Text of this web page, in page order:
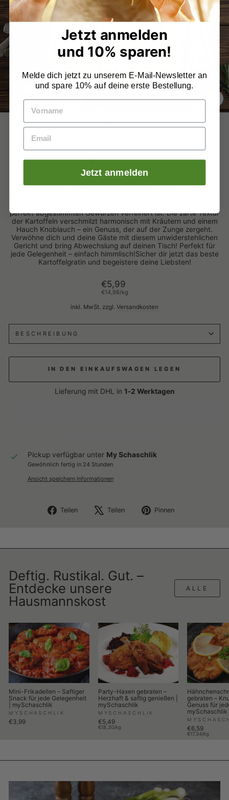
Kartoffelgratin – Cremig &
würzig | mySchaschlik
Gönn dir das ultimative Kartoffelgratin-Erlebnis! Frisch
perfekt abgestimmten Gewürzen verfeinert ist. Die zarte Textur
der Kartoffeln verschmilzt harmonisch mit Kräutern und einem
Hauch Knoblauch – ein Genuss, der auf der Zunge zergeht.
Verwöhne dich und deine Gäste mit diesem unwiderstehlichen
Gericht und bring Abwechslung auf deinen Tisch! Perfekt für
jede Gelegenheit – einfach himmlisch!Sicher dir jetzt das beste
Kartoffelgratin und begeistere deine Liebsten!
Normaler
Preis
€5,99
€14,98/kg
inkl. MwSt. zzgl. Versandkosten
BESCHREIBUNG
IN DEN EINKAUFSWAGEN LEGEN
Lieferung mit DHL in 1-2 Werktagen
Pickup verfügbar unter My Schaschlik
Gewöhnlich fertig in 24 Stunden
Ansicht speichern Informationen
Teilen
Auf
Facebook
Teilen
Auf
Pinnen
Deftig. Rustikal. Gut. –
Entdecke unsere
Hausmannskost
ALLE
Mini-Frikadellen – Saftiger
Snack für jede Gelegenheit
| mySchaschlik
MYSCHASCHLIK
€3,99
Party-Haxen gebraten –
Herzhaft & saftig genießen |
mySchaschlik
MYSCHASCHLIK
€5,49
€18,30/kg
gebraten –
Genuss für
mySchaschlik
€6,59
€17,34/kg
Jetzt anmelden
und 10% sparen!
Melde dich jetzt zu unserem E-Mail-Newsletter an
und spare 10% auf deine erste Bestellung.
Jetzt anmelden